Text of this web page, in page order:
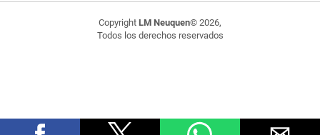
Copyright LM Neuquen© 2026,
Todos los derechos reservados